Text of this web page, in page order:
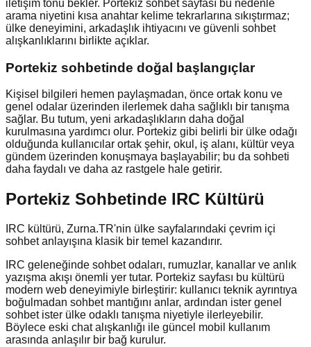
iletişim tonu bekler. Portekiz sohbet sayfası bu nedenle
arama niyetini kısa anahtar kelime tekrarlarına sıkıştırmaz;
ülke deneyimini, arkadaşlık ihtiyacını ve güvenli sohbet
alışkanlıklarını birlikte açıklar.
Portekiz sohbetinde doğal başlangıçlar
Kişisel bilgileri hemen paylaşmadan, önce ortak konu ve
genel odalar üzerinden ilerlemek daha sağlıklı bir tanışma
sağlar. Bu tutum, yeni arkadaşlıkların daha doğal
kurulmasına yardımcı olur. Portekiz gibi belirli bir ülke odağı
olduğunda kullanıcılar ortak şehir, okul, iş alanı, kültür veya
gündem üzerinden konuşmaya başlayabilir; bu da sohbeti
daha faydalı ve daha az rastgele hale getirir.
Portekiz Sohbetinde IRC Kültürü
IRC kültürü, Zurna.TR'nin ülke sayfalarındaki çevrim içi
sohbet anlayışına klasik bir temel kazandırır.
IRC geleneğinde sohbet odaları, rumuzlar, kanallar ve anlık
yazışma akışı önemli yer tutar. Portekiz sayfası bu kültürü
modern web deneyimiyle birleştirir: kullanıcı teknik ayrıntıya
boğulmadan sohbet mantığını anlar, ardından ister genel
sohbet ister ülke odaklı tanışma niyetiyle ilerleyebilir.
Böylece eski chat alışkanlığı ile güncel mobil kullanım
arasında anlaşılır bir bağ kurulur.